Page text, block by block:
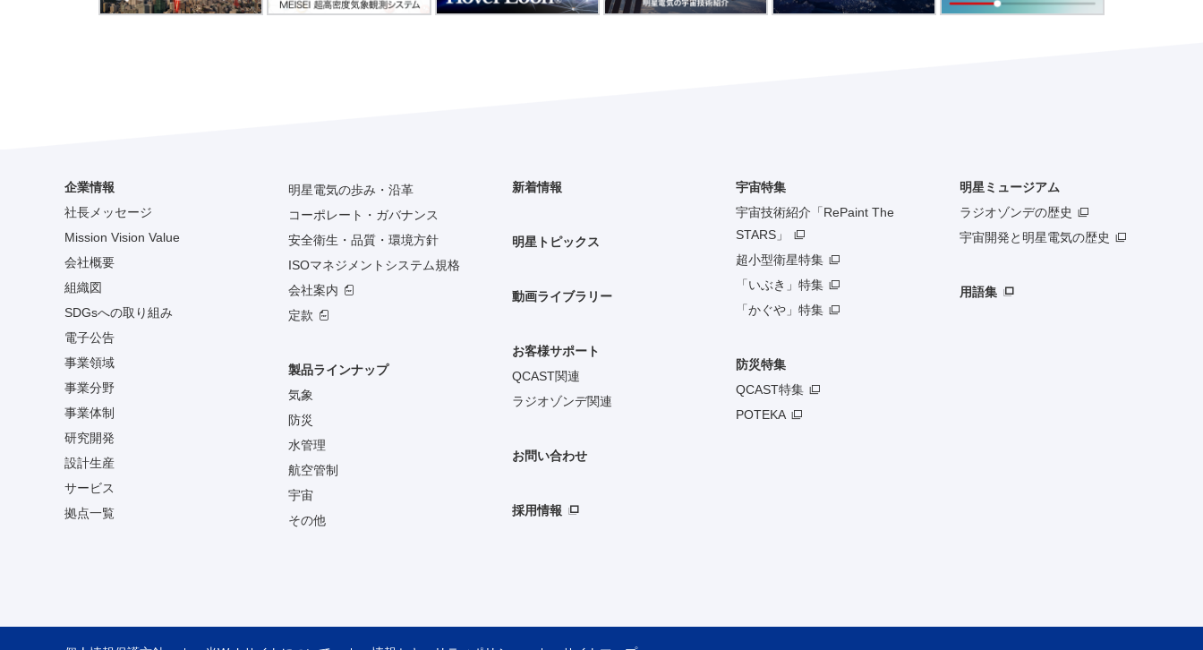
企業情報
社長メッセージ
Mission Vision Value
会社概要
組織図
SDGsへの取り組み
電子公告
事業領域
事業分野
事業体制
研究開発
設計生産
サービス
拠点一覧
明星電気の歩み・沿革
コーポレート・ガバナンス
安全衛生・品質・環境方針
ISOマネジメントシステム規格
会社案内
定款
製品ラインナップ
気象
防災
水管理
航空管制
宇宙
その他
新着情報
明星トピックス
動画ライブラリー
お客様サポート
QCAST関連
ラジオゾンデ関連
お問い合わせ
採用情報
宇宙特集
宇宙技術紹介「RePaint The
STARS」
超小型衛星特集
「いぶき」特集
「かぐや」特集
防災特集
QCAST特集
POTEKA
明星ミュージアム
ラジオゾンデの歴史
宇宙開発と明星電気の歴史
用語集